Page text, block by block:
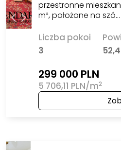
przestronne
m², położone na szó…
Liczba pokoi
3
299 000 PLN
5 706,11 PLN/m2